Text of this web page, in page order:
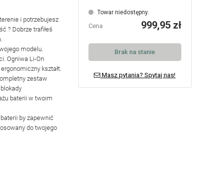
i potrzebujesz
? Dobrze trafiłeś
modelu.
Ogniwa Li-On
kształt.
zestaw
baterii w twoim
by zapewnić
do twojego
Towar niedostępny.
Cena 999,95 zł
Brak na stanie
Masz pytania? Spytaj nas!